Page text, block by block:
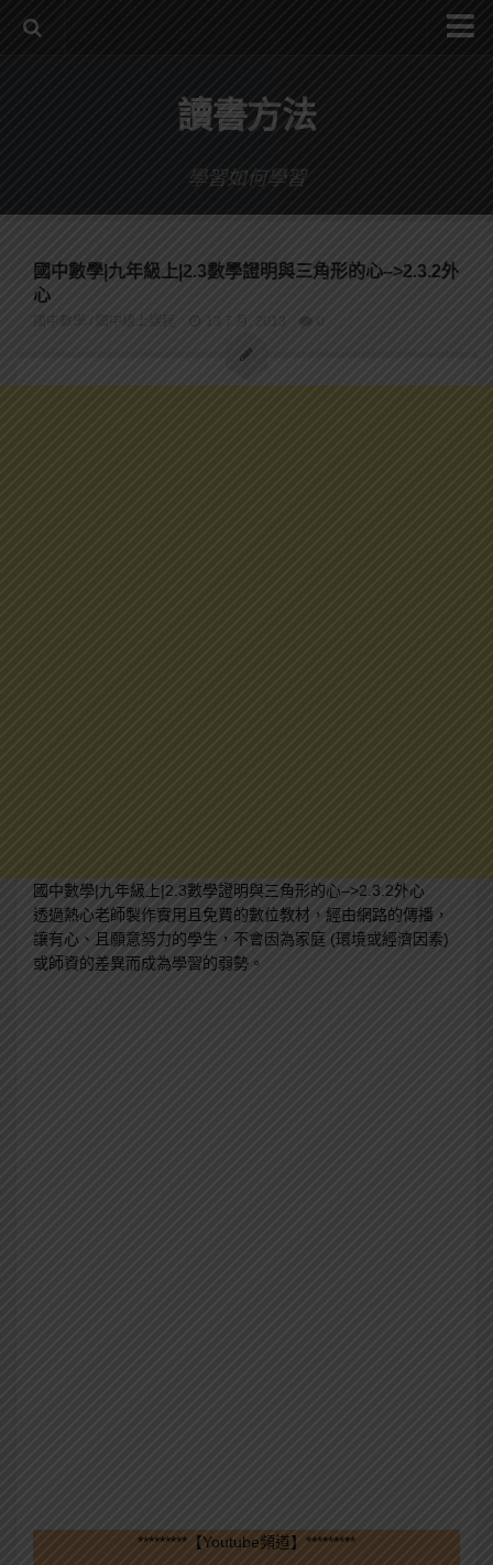
讀書方法
學習如何學習
國中數學|九年級上|2.3數學證明與三角形的心–>2.3.2外
心
國中數學 13 7 月, 2013
國中數學|九年級上|2.3數學證明與三角形的心–>2.3.2外心
透過熱心老師製作實用且免費的數位教材，經由網路的傳播，
讓有心、且願意努力的學生，不會因為家庭 (環境或經濟因素)
或師資的差異而成為學習的弱勢。
*********【Youtube頻道】*********